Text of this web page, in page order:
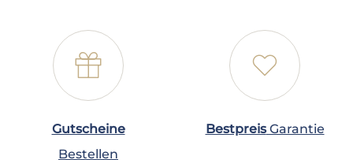
🎁
Gutscheine
Bestellen
❤
BestpreisGarantie